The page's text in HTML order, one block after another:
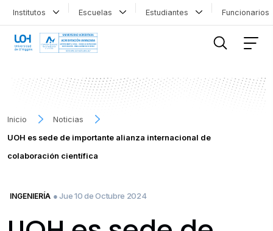
Institutos Escuelas Estudiantes
Inicio
Noticias
UOH es sede de importante alianza internacional de
colaboración científica
INGENIERÍA ● Jue 10 de Octubre 2024